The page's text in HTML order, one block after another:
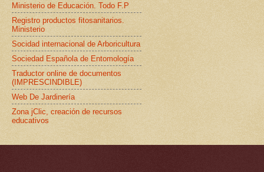
Ministerio de Educación. Todo F.P
Registro productos fitosanitarios.
Ministerio
Socidad internacional de Arboricultura
Sociedad Española de Entomología
Traductor online de documentos
(IMPRESCINDIBLE)
Web De Jardinería
Zona jClic, creación de recursos
educativos